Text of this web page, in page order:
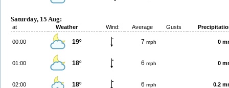
Saturday, 15 Aug:
at Weather Wind: Average Gusts
00:00 19º 7 mph 0
01:00 18º 6 mph 0
02:00 18º 6 mph 0.2